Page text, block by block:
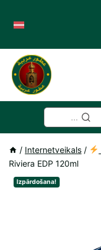
content
/ Internetveikals /
Riviera EDP 120ml
Izpārdošana!